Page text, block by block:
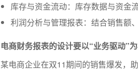
库存与资金流动：库存数据与资金
利润分析与管理报表：结合销售额
电商财务报表的设计要以“业务驱动”
某电商企业在双11期间的销售爆发，